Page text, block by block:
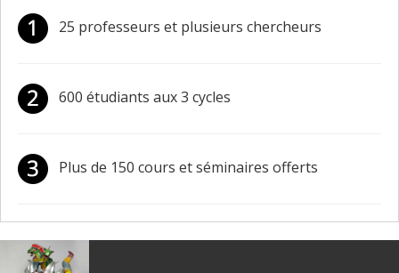
25 professeurs et plusieurs chercheurs
600 étudiants aux 3 cycles
Plus de 150 cours et séminaires offerts